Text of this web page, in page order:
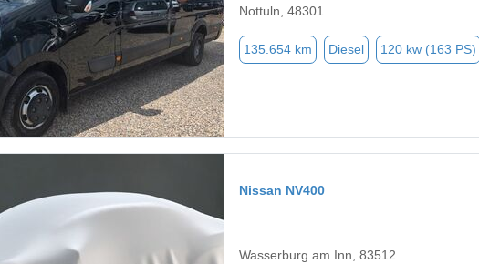
Nottuln, 48301
135.654 km Diesel 120 kw (163 PS)
Nissan NV400
Wasserburg am Inn, 83512